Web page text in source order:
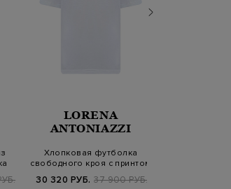
LORENA
ANTONIAZZI
Хлопковая футболка
свободного кроя с принтом
30 320 РУБ. 37 900 РУБ.